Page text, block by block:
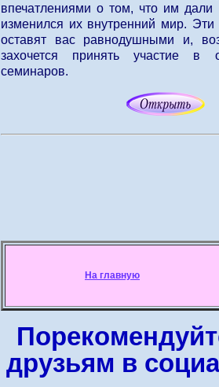
впечатлениями о том, что им дали
изменился их внутренний мир.
оставят вас равнодушными и,
захочется принять участие
семинаров.
На главную
друзьям в